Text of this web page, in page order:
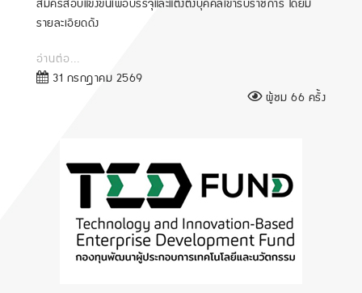
สมัครสอบแข่งขันเพื่อบรรจุและแต่งตั้งบุคคลเข้ารับราชการ โดยมี
รายละเอียดดัง
อ่านต่อ...
31 กรกฎาคม 2569
ผู้ชม 66 ครั้ง